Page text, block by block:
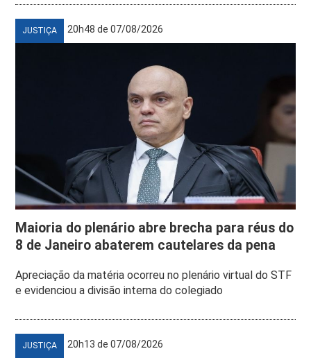
JUSTIÇA 20h48 de 07/08/2026
Maioria do plenário abre brecha para réus do
8 de Janeiro abaterem cautelares da pena
Apreciação da matéria ocorreu no plenário virtual do STF
e evidenciou a divisão interna do colegiado
JUSTIÇA 20h13 de 07/08/2026